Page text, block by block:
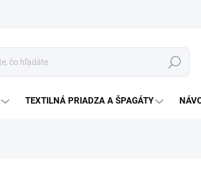
Hľadať
TEXTILNÁ PRIADZA A ŠPAGÁTY